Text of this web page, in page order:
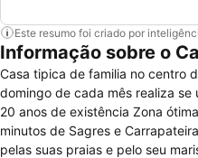
Este resumo foi criado por
Informação sobre o
Casa tipica de familia no centro
domingo de cada mês realiza
20 anos de existência Zona ótima para passeios da natureza. A 20
minutos de Sagres e
pelas suas praias e pelo seu